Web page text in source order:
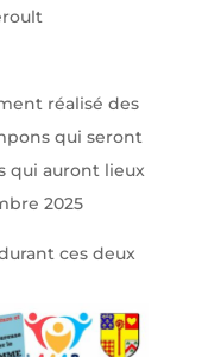
réalisé des
qui seront
qui auront lieux
2025
ces deux